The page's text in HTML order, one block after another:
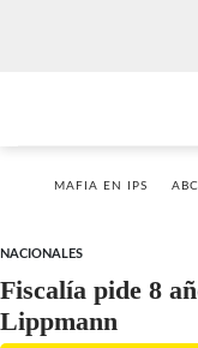
MAFIA EN IPS
NACIONALES
Fiscalía pide 8
Lippmann